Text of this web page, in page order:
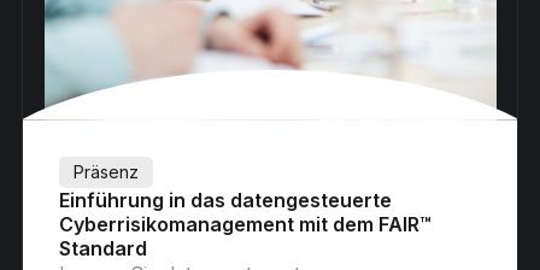
Präsenz
Einführung in das datengesteuerte
Cyberrisikomanagement mit dem FAIR™
Standard